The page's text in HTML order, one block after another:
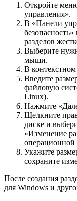
Откройте
управления».
В «Панели
разделов
Выберите
мыши.
В
Введите
файловую
Linux).
Нажмите
Щелкните
диске и
«Изменение
операционной
Укажите
сохраните
После создания
для Windows и